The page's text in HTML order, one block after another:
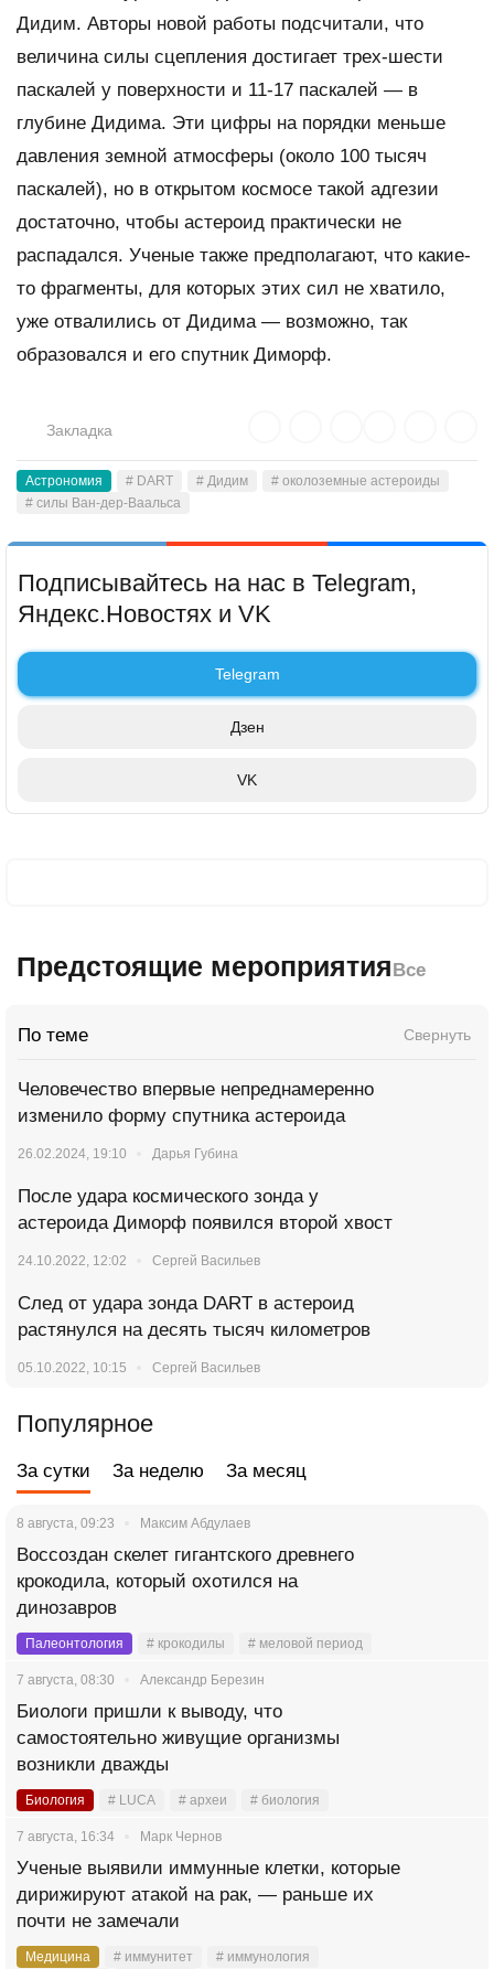
Дидим. Авторы новой работы подсчитали, что
величина силы сцепления достигает трех-шести
паскалей у поверхности и 11-17 паскалей — в
глубине Дидима. Эти цифры на порядки меньше
давления земной атмосферы (около 100 тысяч
паскалей), но в открытом космосе такой адгезии
достаточно, чтобы астероид практически не
распадался. Ученые также предполагают, что какие-
то фрагменты, для которых этих сил не хватило,
уже отвалились от Дидима — возможно, так
образовался и его спутник Диморф.
Закладка
Астрономия # DART # Дидим
# околоземные астероиды
# силы Ван-дер-Ваальса
Подписывайтесь на нас в Telegram,
Яндекс.Новостях и VK
Telegram
Дзен
VK
Предстоящие мероприятияВсе
По теме Свернуть
Человечество впервые непреднамеренно
изменило форму спутника астероида
26.02.2024, 19:10 Дарья Губина
После удара космического зонда у
астероида Диморф появился второй хвост
24.10.2022, 12:02 Сергей Васильев
След от удара зонда DART в астероид
растянулся на десять тысяч километров
05.10.2022, 10:15 Сергей Васильев
Популярное
За сутки За неделю За месяц
8 августа, 09:23 Максим Абдулаев
Воссоздан скелет гигантского древнего
крокодила, который охотился на
динозавров
Палеонтология # крокодилы # меловой период
7 августа, 08:30 Александр Березин
Биологи пришли к выводу, что
самостоятельно живущие организмы
возникли дважды
Биология # LUCA # археи # биология
7 августа, 16:34 Марк Чернов
Ученые выявили иммунные клетки, которые
дирижируют атакой на рак, — раньше их
почти не замечали
Медицина # иммунитет
# иммунология